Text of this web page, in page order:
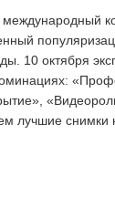
10 октября
лучшие снимки